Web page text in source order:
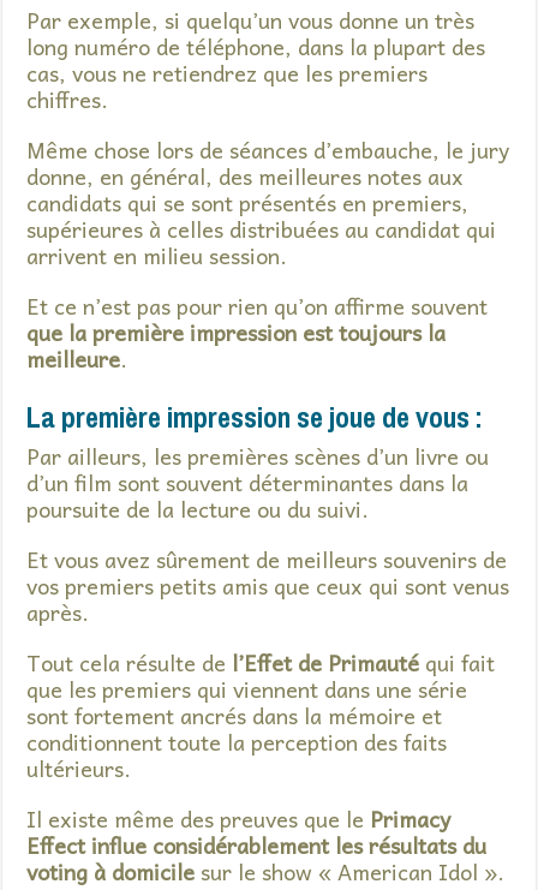
Par exemple, si quelqu’un vous donne un très
long numéro de téléphone, dans la plupart des
cas, vous ne retiendrez que les premiers
chiffres.
Même chose lors de séances d’embauche, le jury
donne, en général, des meilleures notes aux
candidats qui se sont présentés en premiers,
supérieures à celles distribuées au candidat qui
arrivent en milieu session.
Et ce n’est pas pour rien qu’on affirme souvent
que la première impression est toujours la
meilleure.
La première impression se joue de vous :
Par ailleurs, les premières scènes d’un livre ou
d’un film sont souvent déterminantes dans la
poursuite de la lecture ou du suivi.
Et vous avez sûrement de meilleurs souvenirs de
vos premiers petits amis que ceux qui sont venus
après.
Tout cela résulte de l’Effet de Primauté qui fait
que les premiers qui viennent dans une série
sont fortement ancrés dans la mémoire et
conditionnent toute la perception des faits
ultérieurs.
Il existe même des preuves que le Primacy
Effect influe considérablement les résultats du
voting à domicile sur le show « American Idol ».